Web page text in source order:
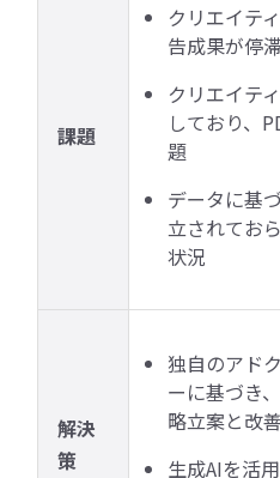
課題
クリエイテ
告成果が停
クリエイテ
しており、
題
データに基
立されてお
状況
解決
策
独自のアド
ーに基づき
略立案と改
生成AIを活